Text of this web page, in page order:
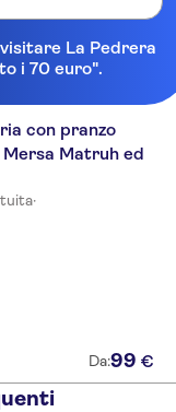
La Pedrera
i 70 euro".
con pranzo
Matruh ed
·
Da:99 €